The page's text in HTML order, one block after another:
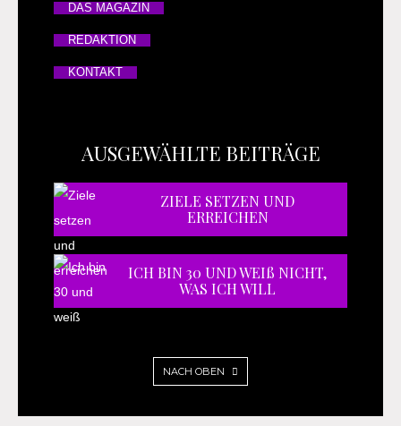
DAS MAGAZIN
REDAKTION
KONTAKT
AUSGEWÄHLTE BEITRÄGE
ZIELE SETZEN UND
ERREICHEN
ICH BIN 30 UND WEIß NICHT,
WAS ICH WILL
NACH OBEN